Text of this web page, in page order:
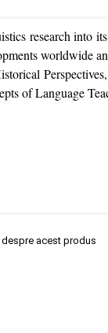
research into
worldwide
of Language
acest produs